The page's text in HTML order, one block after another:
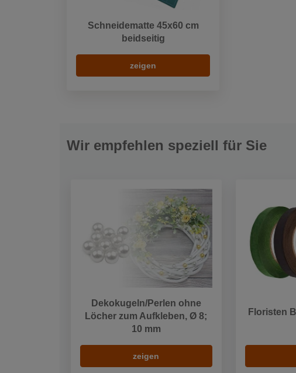
Schneidematte 45x60 cm
beidseitig
zeigen
Wir empfehlen speziell für Sie
Dekokugeln/Perlen ohne
Löcher zum Aufkleben, Ø 8;
10 mm
zeigen
Floristen